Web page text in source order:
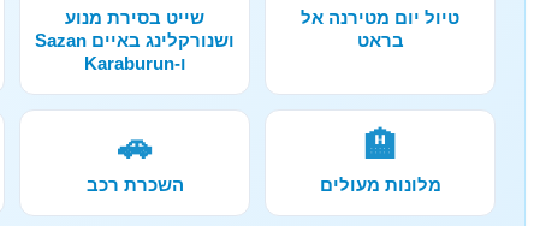
טיול יום מטירנה אל
בראט
שייט בסירת מנוע
ושנורקלינג באיים Sazan
ו-Karaburun
🏨
מלונות מעולים
🚗
השכרת רכב